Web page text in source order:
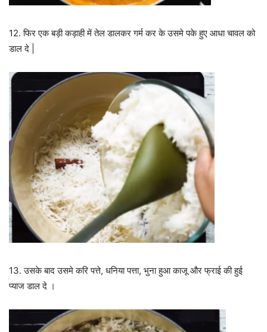
12. फिर एक बड़ी कड़ाही में तेल डालकर गर्म कर के उसमे पके हुए आधा चावल को
डाल दे |
13. उसके बाद उसमे करि पत्ते, धनिया पत्ता, भुना हुआ काजू और फ्राई की हुई
प्याज डाल दे ।